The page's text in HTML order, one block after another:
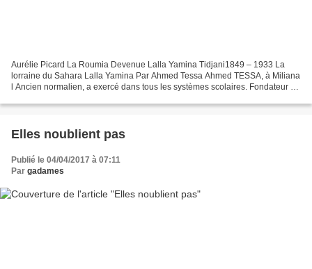
Aurélie Picard La Roumia Devenue Lalla Yamina Tidjani1849 – 1933 La
lorraine du Sahara Lalla Yamina Par Ahmed Tessa Ahmed TESSA, à Miliana
l Ancien normalien, a exercé dans tous les systèmes scolaires. Fondateur de
Elles noublient pas
Publié le 04/04/2017 à 07:11
Par gadames